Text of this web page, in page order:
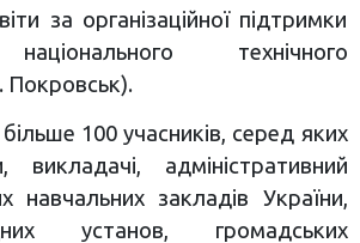
за організаційної підтримки
технічного
Покровськ).
більше 100 учасників, серед яких
викладачі, адміністративний
навчальних закладів України,
установ, громадських